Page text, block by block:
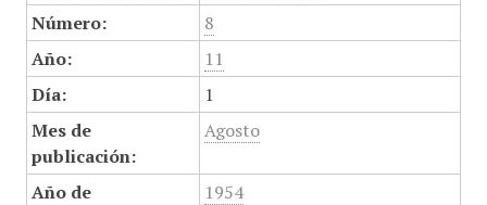
Número:
8
Año:
11
Día:
1
Mes de
publicación:
Agosto
Año de
1954